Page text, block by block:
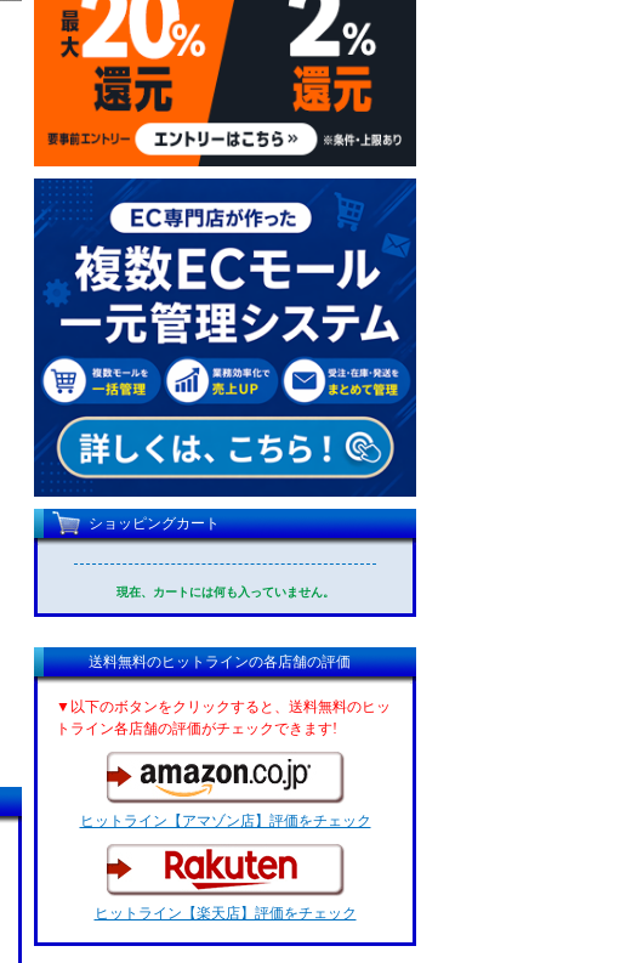
ショッピングカート
現在、カートには何も入っていません。
送料無料のヒットラインの各店舗の評価
▼以下のボタンをクリックすると、送料無料のヒッ
トライン各店舗の評価がチェックできます!
ヒットライン【アマゾン店】評価をチェック
ヒットライン【楽天店】評価をチェック